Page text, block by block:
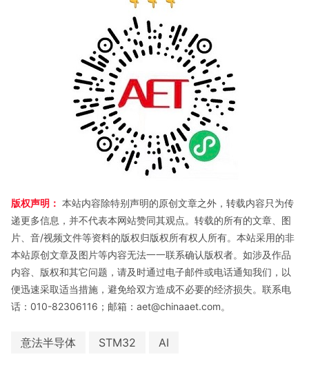
版权声明： 本站内容除特别声明的原创文章之外，转载内容只为传
递更多信息，并不代表本网站赞同其观点。转载的所有的文章、图
片、音/视频文件等资料的版权归版权所有权人所有。本站采用的非
本站原创文章及图片等内容无法一一联系确认版权者。如涉及作品
内容、版权和其它问题，请及时通过电子邮件或电话通知我们，以
便迅速采取适当措施，避免给双方造成不必要的经济损失。联系电
话：010-82306116；邮箱：aet@chinaaet.com。
意法半导体 STM32 AI